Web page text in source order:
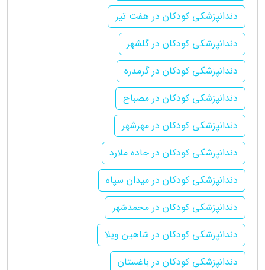
دندانپزشکی کودکان در هفت تیر
دندانپزشکی کودکان در گلشهر
دندانپزشکی کودکان در گرمدره
دندانپزشکی کودکان در مصباح
دندانپزشکی کودکان در مهرشهر
دندانپزشکی کودکان در جاده ملارد
دندانپزشکی کودکان در میدان سپاه
دندانپزشکی کودکان در محمدشهر
دندانپزشکی کودکان در شاهین ویلا
دندانپزشکی کودکان در باغستان